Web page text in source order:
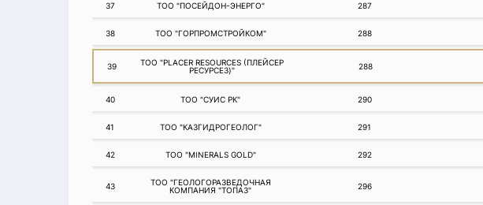
37 ТОО "ПОСЕЙДОН-ЭНЕРГО" 287
38 ТОО "ГОРПРОМСТРОЙКОМ" 288
39
ТОО "PLACER RESOURCES (ПЛЕЙСЕР
РЕСУРСЕЗ)"
288
40 ТОО "СУИС РК" 290
41 ТОО "КАЗГИДРОГЕОЛОГ" 291
42 ТОО "MINERALS GOLD" 292
43
ТОО "ГЕОЛОГОРАЗВЕДОЧНАЯ
КОМПАНИЯ "ТОПАЗ"
296